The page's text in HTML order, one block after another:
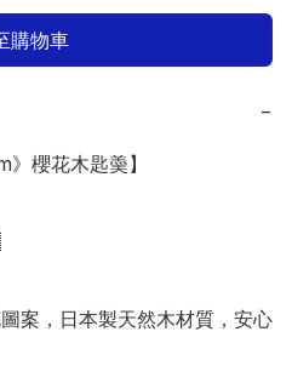
購物車
−
櫻花木匙羮】
案，日本製天然木材質，安心